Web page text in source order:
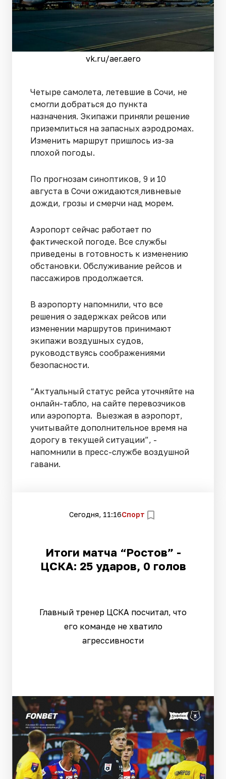
vk.ru/aer.aero
Четыре самолета, летевшие в Сочи, не
смогли добраться до пункта
назначения. Экипажи приняли решение
приземлиться на запасных аэродромах.
Изменить маршрут пришлось из-за
плохой погоды.
По прогнозам синоптиков, 9 и 10
августа в Сочи ожидаются ливневые
дожди, грозы и смерчи над морем.
Аэропорт сейчас работает по
фактической погоде. Все службы
приведены в готовность к изменению
обстановки. Обслуживание рейсов и
пассажиров продолжается.
В аэропорту напомнили, что все
решения о задержках рейсов или
изменении маршрутов принимают
экипажи воздушных судов,
руководствуясь соображениями
безопасности.
“Актуальный статус рейса уточняйте на
онлайн-табло, на сайте перевозчиков
или аэропорта. Выезжая в аэропорт,
учитывайте дополнительное время на
дорогу в текущей ситуации”, -
напомнили в пресс-службе воздушной
гавани.
Сегодня, 11:16Спорт
Итоги матча “Ростов” -
ЦСКА: 25 ударов, 0 голов
Главный тренер ЦСКА посчитал, что
его команде не хватило
агрессивности